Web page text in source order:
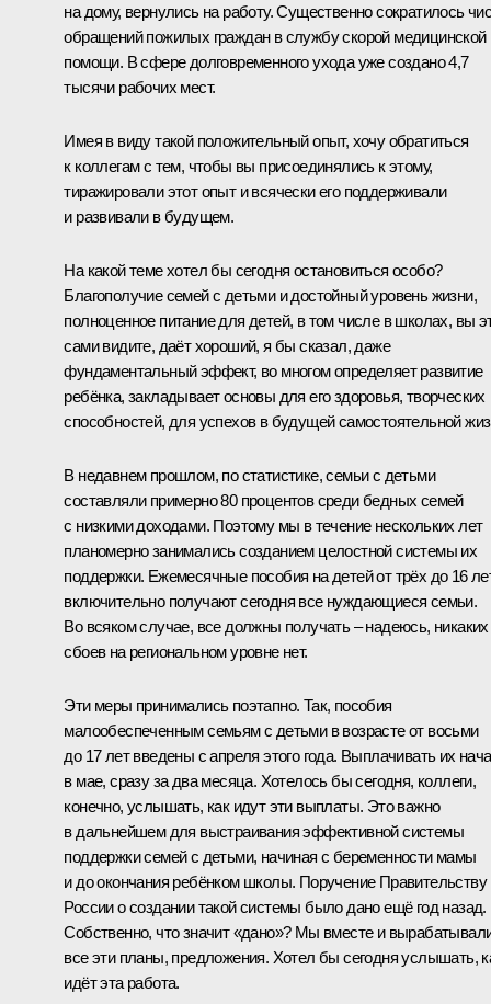
на дому, вернулись на работу. Существенно сократилось
обращений пожилых граждан в службу скорой медицинской
помощи. В сфере долговременного ухода уже создано 4,7
тысячи рабочих мест.
Имея в виду такой положительный опыт, хочу обратиться
к коллегам с тем, чтобы вы присоединялись к этому,
тиражировали этот опыт и всячески его поддерживали
и развивали в будущем.
На какой теме хотел бы сегодня остановиться особо?
Благополучие семей с детьми и достойный уровень жизни,
полноценное питание для детей, в том числе в школах, вы
сами видите, даёт хороший, я бы сказал, даже
фундаментальный эффект, во многом определяет развитие
ребёнка, закладывает основы для его здоровья, творческих
способностей, для успехов в будущей самостоятельной
В недавнем прошлом, по статистике, семьи с детьми
составляли примерно 80 процентов среди бедных семей
с низкими доходами. Поэтому мы в течение нескольких лет
планомерно занимались созданием целостной системы их
поддержки. Ежемесячные пособия на детей от трёх до 16
включительно получают сегодня все нуждающиеся семьи.
Во всяком случае, все должны получать – надеюсь, никаких
сбоев на региональном уровне нет.
Эти меры принимались поэтапно. Так, пособия
малообеспеченным семьям с детьми в возрасте от восьми
до 17 лет введены с апреля этого года. Выплачивать их
в мае, сразу за два месяца. Хотелось бы сегодня, коллеги,
конечно, услышать, как идут эти выплаты. Это важно
в дальнейшем для выстраивания эффективной системы
поддержки семей с детьми, начиная с беременности мамы
и до окончания ребёнком школы. Поручение Правительству
России о создании такой системы было дано ещё год назад.
Собственно, что значит «дано»? Мы вместе и
все эти планы, предложения. Хотел бы сегодня услышать,
идёт эта работа.